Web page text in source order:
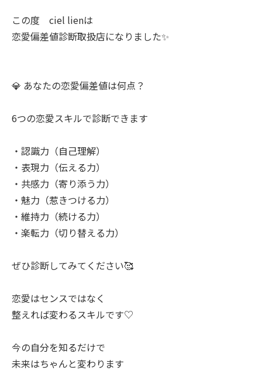
この度 ciel lienは
恋愛偏差値診断取扱店になりました✨
💎 あなたの恋愛偏差値は何点？
6つの恋愛スキルで診断できます
・認識力（自己理解）
・表現力（伝える力）
・共感力（寄り添う力）
・魅力（惹きつける力）
・維持力（続ける力）
・楽転力（切り替える力）
ぜひ診断してみてください🥰
恋愛はセンスではなく
整えれば変わるスキルです♡
今の自分を知るだけで
未来はちゃんと変わります